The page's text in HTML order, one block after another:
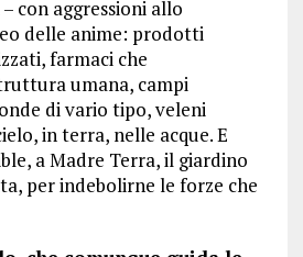
con aggressioni allo
delle anime: prodotti
farmaci che
umana, campi
di vario tipo, veleni
in terra, nelle acque. E
a Madre Terra, il giardino
per indebolirne le forze che